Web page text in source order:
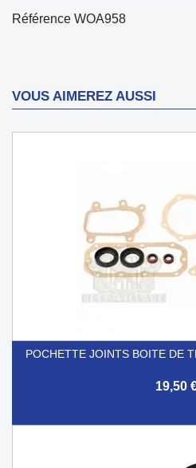
Référence WOA958
VOUS AIMEREZ AUSSI
POCHETTE JOINTS BOITE DE
19,50